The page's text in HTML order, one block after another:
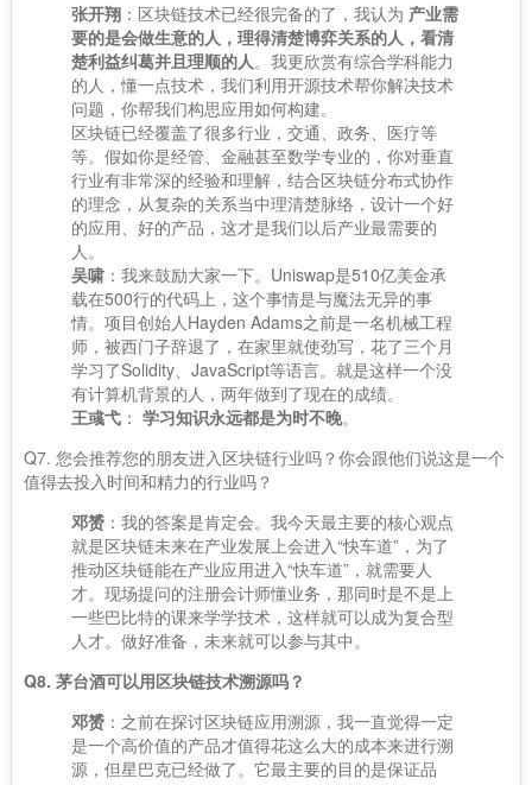
张开翔：区块链技术已经很完备的了，我认为 产业需
要的是会做生意的人，理得清楚博弈关系的人，看清
楚利益纠葛并且理顺的人。我更欣赏有综合学科能力
的人，懂一点技术，我们利用开源技术帮你解决技术
问题，你帮我们构思应用如何构建。
区块链已经覆盖了很多行业，交通、政务、医疗等
等。假如你是经管、金融甚至数学专业的，你对垂直
行业有非常深的经验和理解，结合区块链分布式协作
的理念，从复杂的关系当中理清楚脉络，设计一个好
的应用、好的产品，这才是我们以后产业最需要的
人。
吴啸：我来鼓励大家一下。Uniswap是510亿美金承
载在500行的代码上，这个事情是与魔法无异的事
情。项目创始人Hayden Adams之前是一名机械工程
师，被西门子辞退了，在家里就使劲写，花了三个月
学习了Solidity、JavaScript等语言。就是这样一个没
有计算机背景的人，两年做到了现在的成绩。
王彧弋： 学习知识永远都是为时不晚。
Q7. 您会推荐您的朋友进入区块链行业吗？你会跟他们说这是一个
值得去投入时间和精力的行业吗？
邓赟：我的答案是肯定会。我今天最主要的核心观点
就是区块链未来在产业发展上会进入“快车道”，为了
推动区块链能在产业应用进入“快车道”，就需要人
才。现场提问的注册会计师懂业务，那同时是不是上
一些巴比特的课来学学技术，这样就可以成为复合型
人才。做好准备，未来就可以参与其中。
Q8. 茅台酒可以用区块链技术溯源吗？
邓赟：之前在探讨区块链应用溯源，我一直觉得一定
是一个高价值的产品才值得花这么大的成本来进行溯
源，但星巴克已经做了。它最主要的目的是保证品